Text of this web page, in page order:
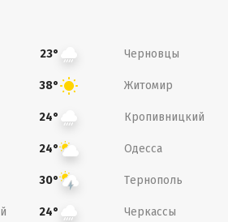
23° Черновцы
38° Житомир
24° Кропивницкий
24° Одесса
30° Тернополь
24° Черкассы